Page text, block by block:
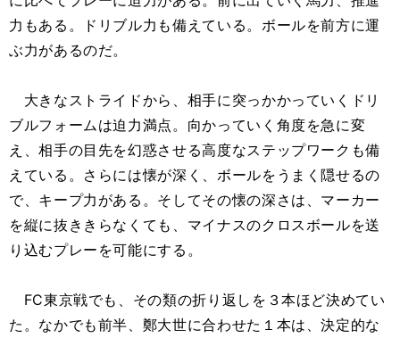
力もある。ドリブル力も備えている。ボールを前方に運
ぶ力があるのだ。
大きなストライドから、相手に突っかかっていくドリ
ブルフォームは迫力満点。向かっていく角度を急に変
え、相手の目先を幻惑させる高度なステップワークも備
えている。さらには懐が深く、ボールをうまく隠せるの
で、キープ力がある。そしてその懐の深さは、マーカー
を縦に抜ききらなくても、マイナスのクロスボールを送
り込むプレーを可能にする。
FC東京戦でも、その類の折り返しを３本ほど決めてい
た。なかでも前半、鄭大世に合わせた１本は、決定的な